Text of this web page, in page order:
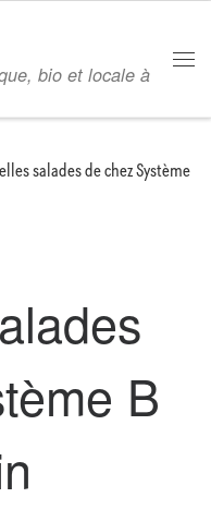
bio et locale à
salades de chez Système
B